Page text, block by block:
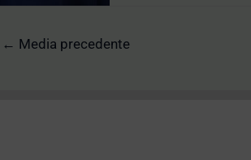
← Media precedente